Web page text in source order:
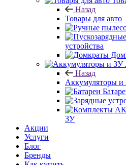
Назад
Товары для авто
устройства
Назад
Аккумуляторы и
ЗУ
Акции
Услуги
Блог
Бренды